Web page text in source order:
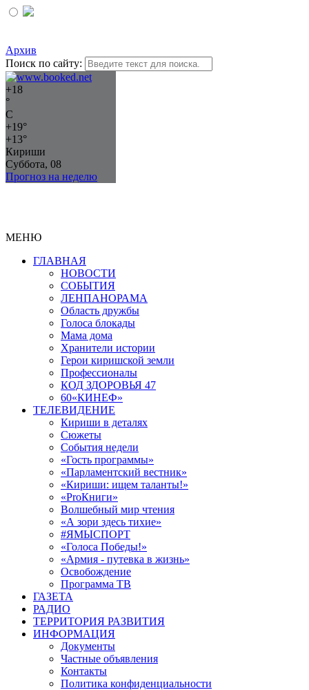
Архив
Поиск по сайту:
+18
°
C
+19°
+13°
Кириши
Суббота, 08
Прогноз на неделю
МЕНЮ
ГЛАВНАЯ
НОВОСТИ
СОБЫТИЯ
ЛЕНПАНОРАМА
Область дружбы
Голоса блокады
Мама дома
Хранители истории
Герои киришской земли
Профессионалы
КОД ЗДОРОВЬЯ 47
60«КИНЕФ»
ТЕЛЕВИДЕНИЕ
Кириши в деталях
Сюжеты
События недели
«Гость программы»
«Парламентский вестник»
«Кириши: ищем таланты!»
«ProКниги»
Волшебный мир чтения
«А зори здесь тихие»
#ЯМЫСПОРТ
«Голоса Победы!»
«Армия - путевка в жизнь»
Освобождение
Программа ТВ
ГАЗЕТА
РАДИО
ТЕРРИТОРИЯ РАЗВИТИЯ
ИНФОРМАЦИЯ
Документы
Частные объявления
Контакты
Политика конфиденциальности